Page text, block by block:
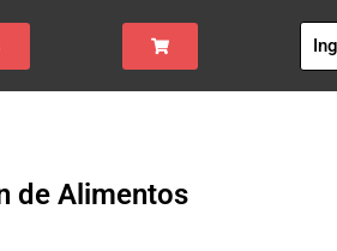
de Alimentos